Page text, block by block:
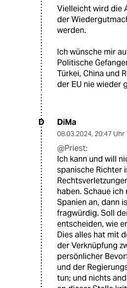
Vielleicht wird die
der
werden.
Ich wünsche mir
Politische
Türkei, China und
der EU nie wieder
D DiMa
08.03.2024, 20:47 Uhr
@Priest:
Ich kann und will
spanische Richter
haben. Schaue ich
Spanien an, dann
fragwürdig. Soll
entscheiden, wie
Dies alles hat mit
der Verknüpfung
persönlicher
und der
tun; und nichts